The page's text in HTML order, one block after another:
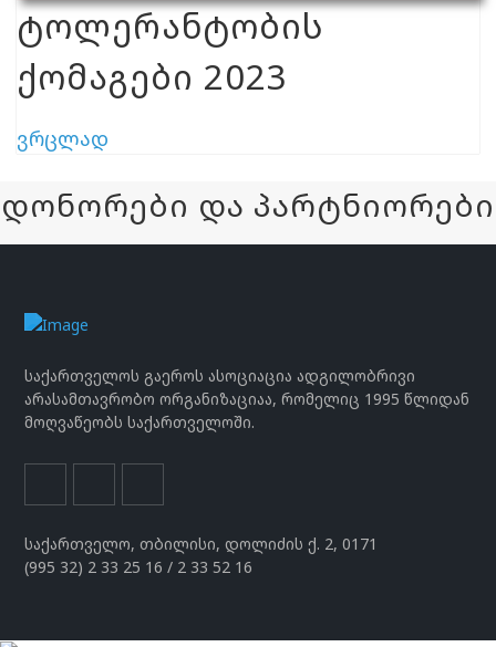
ტოლერანტობის
ქომაგები 2023
ვრცლად
დონორები და პარტნიორები
საქართველოს გაეროს ასოციაცია ადგილობრივი
არასამთავრობო ორგანიზაციაა, რომელიც 1995 წლიდან
მოღვაწეობს საქართველოში.
საქართველო, თბილისი, დოლიძის ქ. 2, 0171
(995 32) 2 33 25 16 / 2 33 52 16